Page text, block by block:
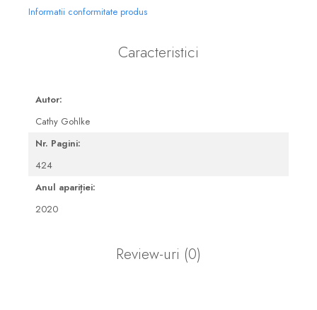
Informatii conformitate produs
Caracteristici
Autor:
Cathy Gohlke
Nr. Pagini:
424
Anul apariției:
2020
Review-uri (0)